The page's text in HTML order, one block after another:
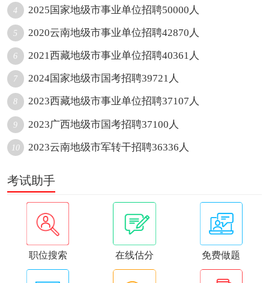
4 2025国家地级市事业单位招聘50000人
5 2020云南地级市事业单位招聘42870人
6 2021西藏地级市事业单位招聘40361人
7 2024国家地级市国考招聘39721人
8 2023西藏地级市事业单位招聘37107人
9 2023广西地级市国考招聘37100人
10 2023云南地级市军转干招聘36336人
考试助手
职位搜索 在线估分 免费做题